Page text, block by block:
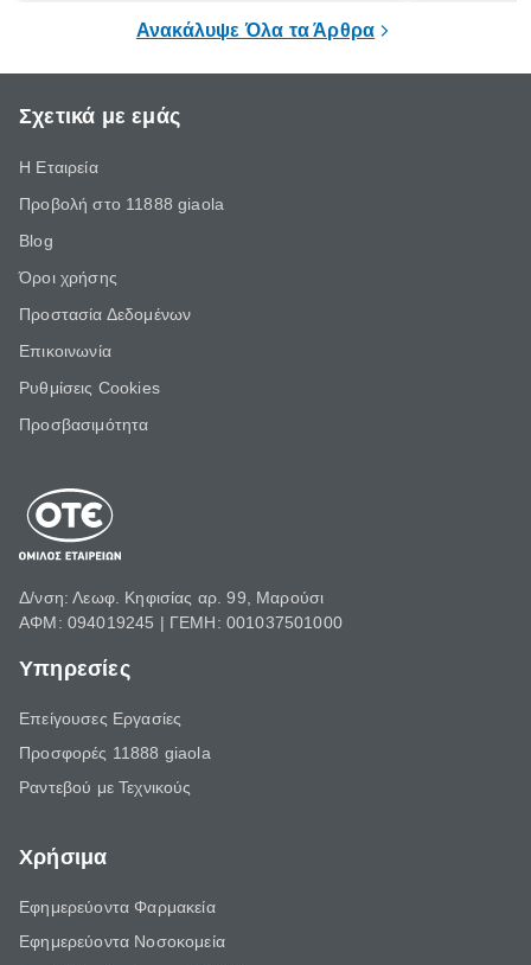
Ανακάλυψε Όλα τα Άρθρα
Σχετικά με εμάς
Η Εταιρεία
Προβολή στο 11888 giaola
Blog
Όροι χρήσης
Προστασία Δεδομένων
Επικοινωνία
Ρυθμίσεις Cookies
Προσβασιμότητα
Δ/νση: Λεωφ. Κηφισίας αρ. 99, Μαρούσι
ΑΦΜ: 094019245 | ΓΕΜΗ: 001037501000
Υπηρεσίες
Επείγουσες Εργασίες
Προσφορές 11888 giaola
Ραντεβού με Τεχνικούς
Χρήσιμα
Εφημερεύοντα Φαρμακεία
Εφημερεύοντα Νοσοκομεία